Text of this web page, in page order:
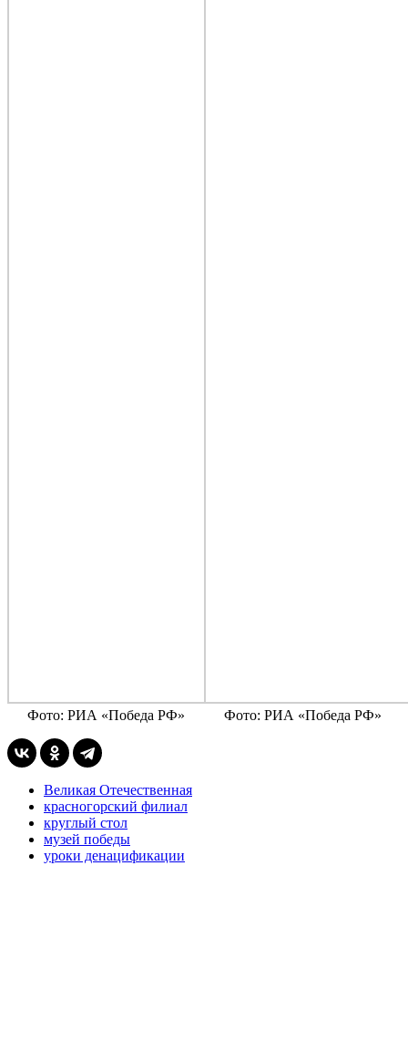
Фото: РИА «Победа РФ» Фото: РИА «Победа РФ»
Великая Отечественная
красногорский филиал
круглый стол
музей победы
уроки денацификации